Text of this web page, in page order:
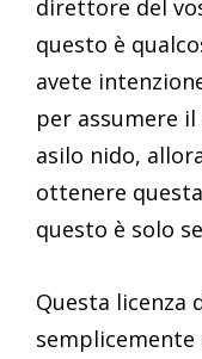
direttore del
questo è
avete
per assumere
asilo nido,
ottenere
questo è solo
Questa licenza